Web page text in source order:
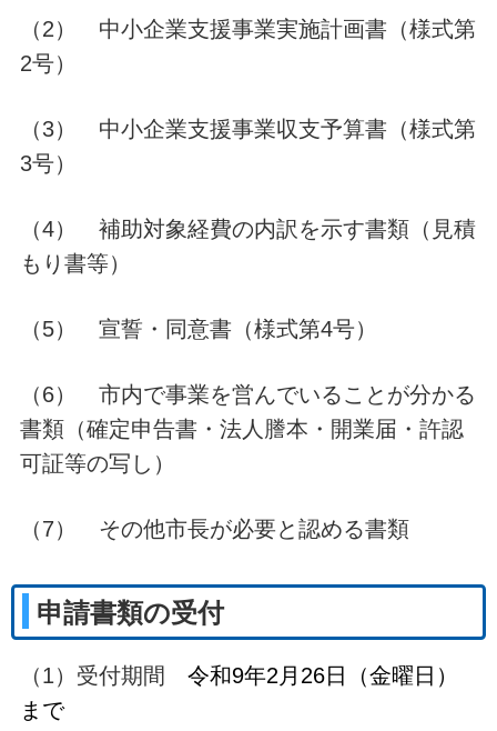
（2） 中小企業支援事業実施計画書（様式第
2号）
（3） 中小企業支援事業収支予算書（様式第
3号）
（4） 補助対象経費の内訳を示す書類（見積
もり書等）
（5） 宣誓・同意書（様式第4号）
（6） 市内で事業を営んでいることが分かる
書類（確定申告書・法人謄本・開業届・許認
可証等の写し）
（7） その他市長が必要と認める書類
申請書類の受付
（1）受付期間 令和9年2月26日（金曜日）
まで